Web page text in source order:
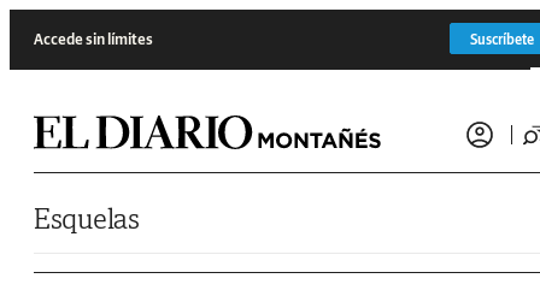
Accede sin límites Suscríbete
Esquelas